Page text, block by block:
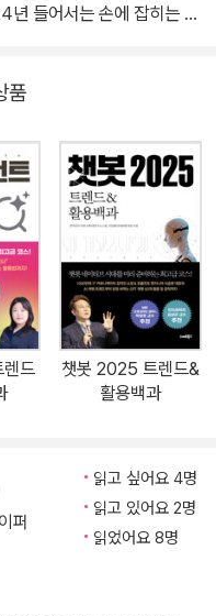
년 들어서는 손에 잡히는 AI
전 세계가 모두 ‘2학년’이
생겨났고, 어떤 사람은 벌
아직 시작도 하지 못한 채
만 부담을 가질 필요가 전혀
고, 그저 AI를 통해서 일을
나 AI와 함께할 수 있는 시
2025년에 일어날 ‘AI 워커
독서이다. 가장 핫한 IT커뮤
렌드부터 당장 써먹을 수
아 만들었다. 글·그림·영상·
무별 생산성 AI 도구까지, 일
려는 분들에게 길잡이가 될
물리학상과 화학상을 받은
품
렌드
챗봇 2025 트렌드&
활용백과
퍼
읽고 싶어요 4명
읽고 있어요 2명
읽었어요 8명